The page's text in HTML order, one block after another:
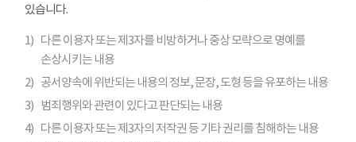
있습니다.
1) 다른 이용자 또는 제3자를 비방하거나 중상 모략으로 명예를
손상시키는 내용
2) 공서양속에 위반되는 내용의 정보, 문장, 도형 등을 유포하는 내용
3)
범죄행위와 관련이 있다고 판단되는 내용
4) 다른 이용자 또는 제3자의 저작권 등 기타 권리를 침해하는 내용